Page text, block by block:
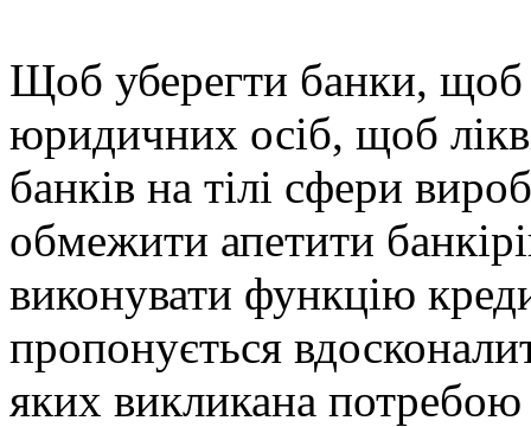
Щоб уберегти банки, щоб
юридичних осіб, щоб
банків на тілі сфери
обмежити апетити
виконувати функцію
пропонується
яких викликана потребою